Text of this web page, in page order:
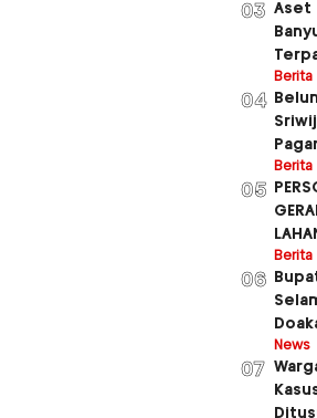
03 Aset
Berita
04
Berita
05
Berita
06
News
07